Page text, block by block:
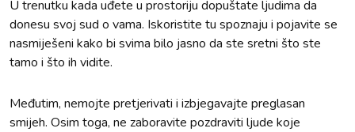
U trenutku kada uđete u prostoriju dopuštate ljudima da
donesu svoj sud o vama. Iskoristite tu spoznaju i pojavite se
nasmiješeni kako bi svima bilo jasno da ste sretni što ste
tamo i što ih vidite.
Međutim, nemojte pretjerivati i izbjegavajte preglasan
smijeh. Osim toga, ne zaboravite pozdraviti ljude koje